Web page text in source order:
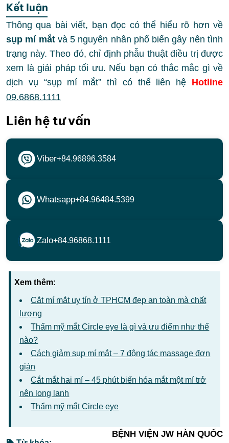
Kết luận
Thông qua bài viết, bạn đọc có thể hiểu rõ hơn về
sụp mí mắtvà 5 nguyên nhân phổ biến gây nên tình
trạng này. Theo đó, chỉ định phẫu thuật điều trị được
xem là giải pháp tối ưu. Nếu bạn có thắc mắc gì về
dịch vụ “sụp mí mắt” thì có thể liên hệ Hotline
09.6868.1111
Liên hệ tư vấn
Viber+84.96896.3584
Whatsapp+84.96484.5399
Zalo+84.96868.1111
Xem thêm:
Cắt mí mắt uy tín ở TPHCM đẹp an toàn mà chất
lượng
Thẩm mỹ mắt Circle eye là gì và ưu điểm như thế
nào?
Cách giảm sụp mí mắt – 7 động tác massage đơn
giản
Cắt mắt hai mí – 45 phút biến hóa mắt một mí trở
nên long lanh
Thẩm mỹ mắt Circle eye
BỆNH VIỆN JW HÀN QUỐC